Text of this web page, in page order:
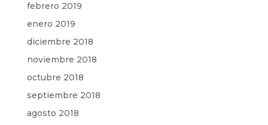
febrero 2019
enero 2019
diciembre 2018
noviembre 2018
octubre 2018
septiembre 2018
agosto 2018